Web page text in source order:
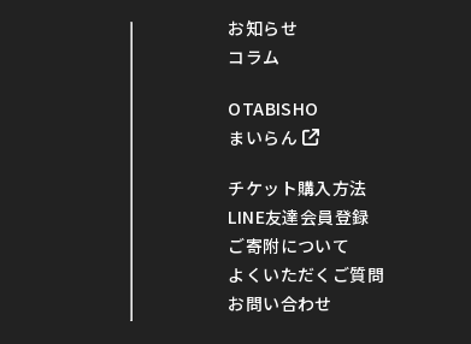
お知らせ
コラム
OTABISHO
まいらん
チケット購入方法
LINE友達会員登録
ご寄附について
よくいただくご質問
お問い合わせ